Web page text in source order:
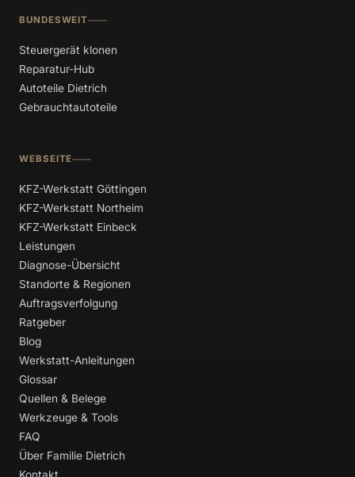
BUNDESWEIT
Steuergerät klonen
Reparatur-Hub
Autoteile Dietrich
Gebrauchtautoteile
WEBSEITE
KFZ-Werkstatt Göttingen
KFZ-Werkstatt Northeim
KFZ-Werkstatt Einbeck
Leistungen
Diagnose-Übersicht
Standorte & Regionen
Auftragsverfolgung
Ratgeber
Blog
Werkstatt-Anleitungen
Glossar
Quellen & Belege
Werkzeuge & Tools
FAQ
Über Familie Dietrich